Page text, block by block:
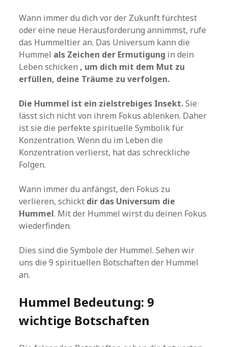
Wann immer du dich vor der Zukunft fürchtest
oder eine neue Herausforderung annimmst, rufe
das Hummeltier an. Das Universum kann die
Hummel als Zeichen der Ermutigung in dein
Leben schicken , um dich mit dem Mut zu
erfüllen, deine Träume zu verfolgen.
Die Hummel ist ein zielstrebiges Insekt.Sie
lässt sich nicht von ihrem Fokus ablenken. Daher
ist sie die perfekte spirituelle Symbolik für
Konzentration. Wenn du im Leben die
Konzentration verlierst, hat das schreckliche
Folgen.
Wann immer du anfängst, den Fokus zu
verlieren, schickt dir das Universum die
Hummel. Mit der Hummel wirst du deinen Fokus
wiederfinden.
Dies sind die Symbole der Hummel. Sehen wir
uns die 9 spirituellen Botschaften der Hummel
an.
Hummel Bedeutung: 9
wichtige Botschaften